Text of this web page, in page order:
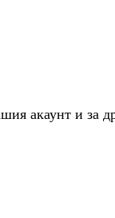
акаунт и за